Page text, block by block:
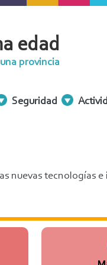
edad
provincia
Seguridad
nuevas tecnologías